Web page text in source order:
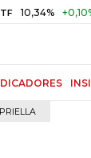
+0,10%